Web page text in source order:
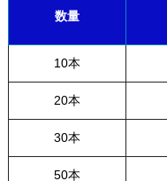
数量
10本
20本
30本
50本